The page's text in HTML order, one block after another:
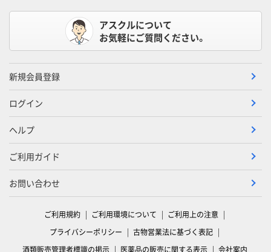
アスクルについて
お気軽にご質問ください。
新規会員登録
ログイン
ヘルプ
ご利用ガイド
お問い合わせ
ご利用規約 ご利用環境について
ご利用上の注意
プライバシーポリシー
古物営業法に基づく表記
酒類販売管理者標識の掲示
医薬品の販売に関する表示 会社案内